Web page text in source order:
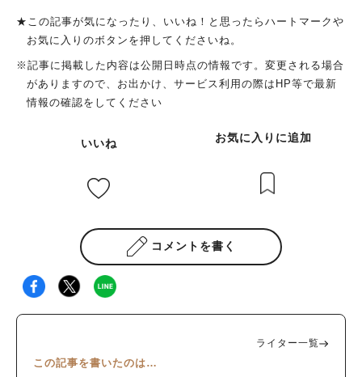
いていたら、自分だけの発見もあるかもしれませんね。 もっと
「謎解けば堺」について知りたいという方は、公式サイトも見て
りしないよう、一般的な注意事項を守りながら楽しんでください
ね。 ※画像は全て主催提供
★この記事が気になったり、いいね！と思ったらハートマークや
お気に入りのボタンを押してくださいね。
※記事に掲載した内容は公開日時点の情報です。変更される場合
がありますので、お出かけ、サービス利用の際はHP等で最新
情報の確認をしてください
いいね お気に入りに追加
コメントを書く
ライター一覧
この記事を書いたのは…